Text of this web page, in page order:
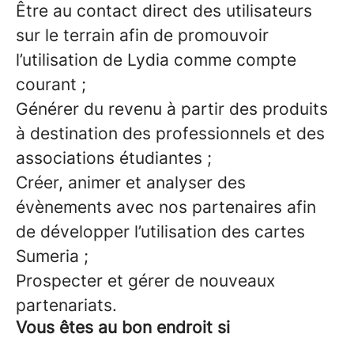
Être au contact direct des utilisateurs
sur le terrain afin de promouvoir
l’utilisation de Lydia comme compte
courant ;
Générer du revenu à partir des produits
à destination des professionnels et des
associations étudiantes ;
Créer, animer et analyser des
évènements avec nos partenaires afin
de développer l’utilisation des cartes
Sumeria ;
Prospecter et gérer de nouveaux
partenariats.
Vous êtes au bon endroit si